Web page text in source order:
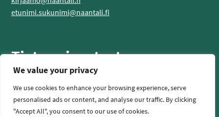
We value your privacy
We use cookies to enhance your browsing experience, serve
personalised ads or content, and analyse our traffic. By clicking
"Accept All", you consent to our use of cookies.
etunimi.sukunimi@naantali.fi
Tietoa sivustosta
Saavutettavuusseloste